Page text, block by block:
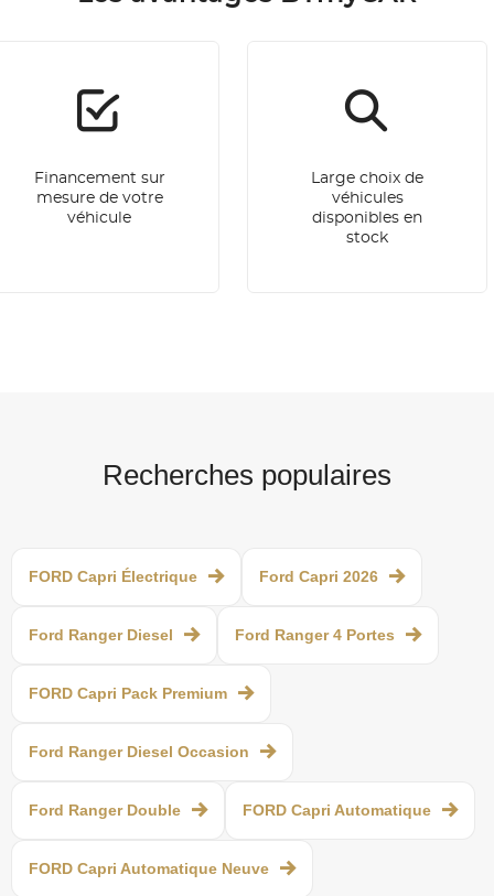
Financement sur
mesure de votre
véhicule
Large choix de
véhicules
disponibles en
stock
Recherches populaires
FORD Capri Électrique Ford Capri 2026
Ford Ranger Diesel Ford Ranger 4 Portes
FORD Capri Pack Premium
Ford Ranger Diesel Occasion
Ford Ranger Double FORD Capri Automatique
FORD Capri Automatique Neuve